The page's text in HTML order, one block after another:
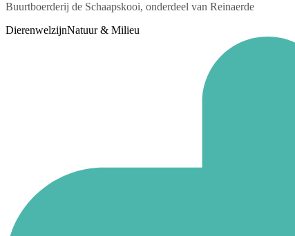
Buurtboerderij de Schaapskooi, onderdeel van Reinaerde
DierenwelzijnNatuur & Milieu